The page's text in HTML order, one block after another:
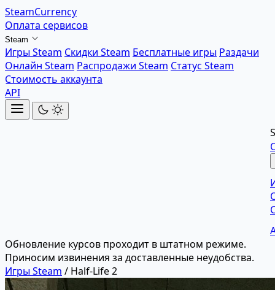
SteamCurrency
Оплата сервисов
Steam
Игры Steam Скидки Steam Бесплатные игры Раздачи
Онлайн Steam Распродажи Steam Статус Steam
Стоимость аккаунта
API
Обновление курсов проходит в штатном режиме.
Приносим извинения за доставленные неудобства.
Игры Steam / Half-Life 2